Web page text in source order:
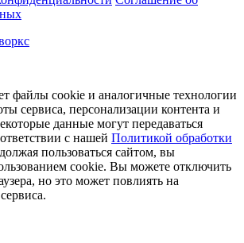
файлы cookie и аналогичные технологии
сервиса, персонализации контента и
данные могут передаваться
с нашей Политикой обработки
пользоваться сайтом, вы
cookie. Вы можете отключить
но это может повлиять на